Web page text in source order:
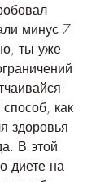
минус 7
ты уже
как
здоровья
В этой
диете на